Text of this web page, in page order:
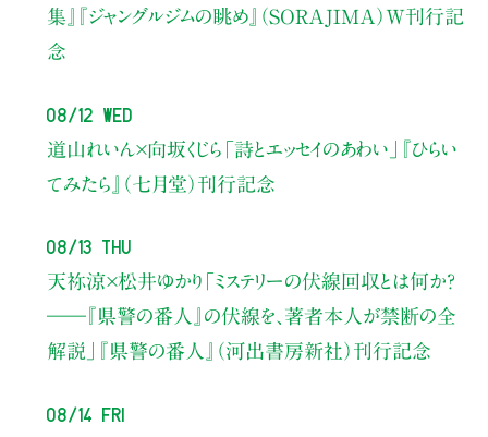
集』『ジャングルジムの眺め』（SORAJIMA）W刊行記
念
08/12 Wed
道山れいん×向坂くじら 「詩とエッセイのあわい」
『ひらい
てみたら』（七月堂）刊行記念
08/13 Thu
天祢涼×松井ゆかり 「ミステリーの伏線回収とは何か？
――『県警の番人』の伏線を、著者本人が禁断の全
解説」
『県警の番人』（河出書房新社）刊行記念
08/14 Fri